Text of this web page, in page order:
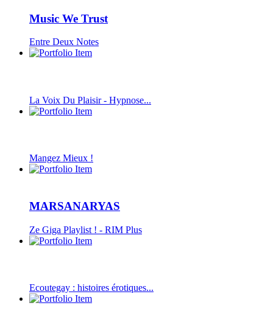
Music We Trust
Entre Deux Notes
La Voix Du Plaisir - Hypnose...
Mangez Mieux !
MARSANARYAS
Ze Giga Playlist ! - RIM Plus
Ecoutegay : histoires érotiques...